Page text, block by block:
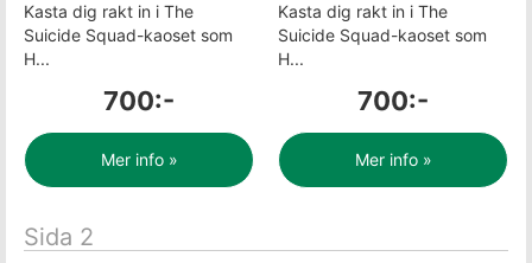
Kasta dig rakt in i The
Suicide Squad-kaoset som
H...
700:-
Mer info »
Kasta dig rakt in i The
Suicide Squad-kaoset som
H...
700:-
Mer info »
Sida 2